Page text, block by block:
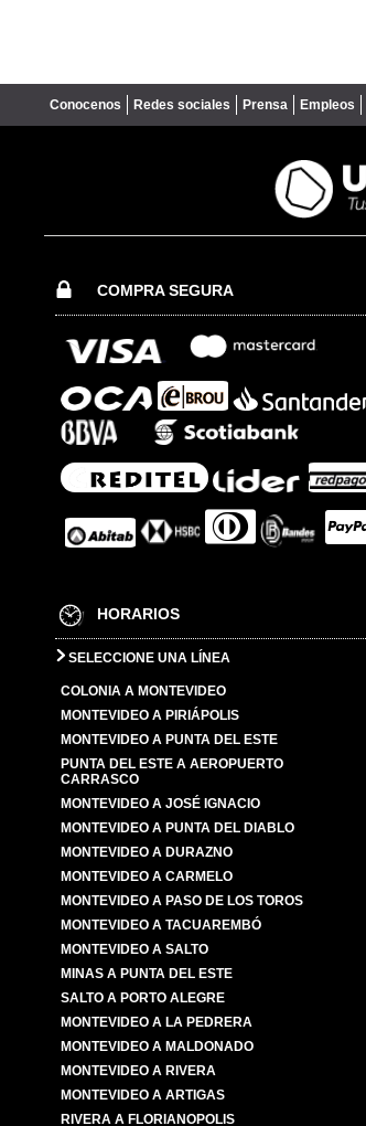
Conocenos Redes sociales Prensa Empleos
COMPRA SEGURA
HORARIOS
SELECCIONE UNA LÍNEA
COLONIA A MONTEVIDEO
MONTEVIDEO A PIRIÁPOLIS
MONTEVIDEO A PUNTA DEL ESTE
PUNTA DEL ESTE A AEROPUERTO
CARRASCO
MONTEVIDEO A JOSÉ IGNACIO
MONTEVIDEO A PUNTA DEL DIABLO
MONTEVIDEO A DURAZNO
MONTEVIDEO A CARMELO
MONTEVIDEO A PASO DE LOS TOROS
MONTEVIDEO A TACUAREMBÓ
MONTEVIDEO A SALTO
MINAS A PUNTA DEL ESTE
SALTO A PORTO ALEGRE
MONTEVIDEO A LA PEDRERA
MONTEVIDEO A MALDONADO
MONTEVIDEO A RIVERA
MONTEVIDEO A ARTIGAS
RIVERA A FLORIANOPOLIS